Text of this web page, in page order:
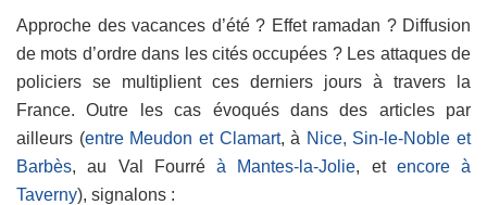
Approche des vacances d’été ? Effet ramadan ? Diffusion
de mots d’ordre dans les cités occupées ? Les attaques de
policiers se multiplient ces derniers jours à travers la
France. Outre les cas évoqués dans des articles par
ailleurs (entre Meudon et Clamart, à Nice, Sin-le-Noble et
Barbès, au Val Fourré à Mantes-la-Jolie, et encore à
Taverny), signalons :